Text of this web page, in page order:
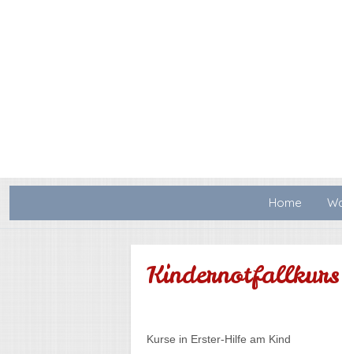
Home
Kindernotfallkurs
Kurse in Erster-Hilfe am Kind